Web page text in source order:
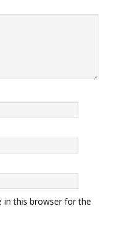
in this browser for the